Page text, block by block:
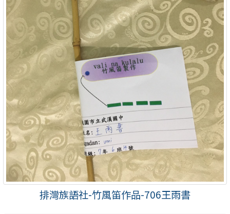
排灣族語社-竹風笛作品-706王雨書